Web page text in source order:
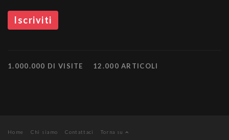
1.000.000 DI VISITE 12.000 ARTICOLI
Home Chi siamo Contattaci Torna su